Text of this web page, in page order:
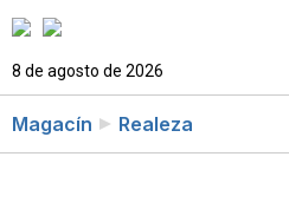
8 de agosto de 2026
Magacín Realeza